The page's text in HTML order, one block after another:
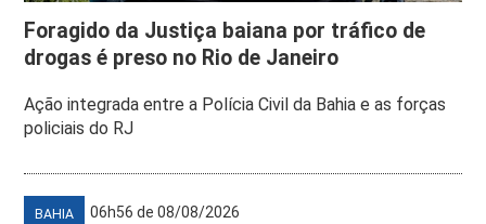
Foragido da Justiça baiana por tráfico de
drogas é preso no Rio de Janeiro
Ação integrada entre a Polícia Civil da Bahia e as forças
policiais do RJ
BAHIA 06h56 de 08/08/2026